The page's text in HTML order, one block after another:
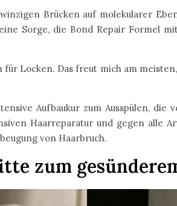
Brücken auf molekularer
Sorge, die Bond Repair Formel
Locken. Das freut mich am
Aufbaukur zum Ausspülen,
Haarreparatur und gegen alle
von Haarbruch.
zum